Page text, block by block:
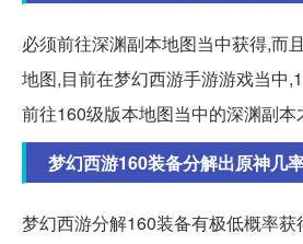
必须前往深渊副本地图当中获得,而
地图,目前在梦幻西游手游游戏当中
前往160级版本地图当中的深渊副本
梦幻西游160装备分解出原神几
梦幻西游分解160装备有极低概率